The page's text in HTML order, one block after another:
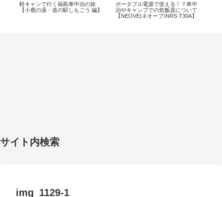
軽キャンで行く福島車中泊の旅
【小鹿の湯・道の駅しもごう 編】
ポータブル電源で使える！？車中
泊やキャンプでの炊飯器について
【NEOVE(ネオーブ)NRS-T30A】
サイト内検索
img_1129-1